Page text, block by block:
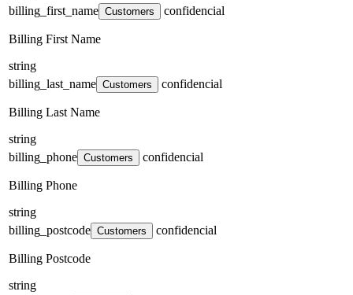
billing_first_name Customers confidencial
Billing First Name
string
billing_last_name Customers confidencial
Billing Last Name
string
billing_phone Customers confidencial
Billing Phone
string
billing_postcode Customers confidencial
Billing Postcode
string